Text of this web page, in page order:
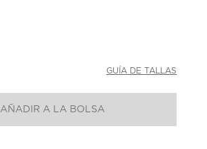
GUÍA DE TALLAS
AÑADIR A LA BOLSA